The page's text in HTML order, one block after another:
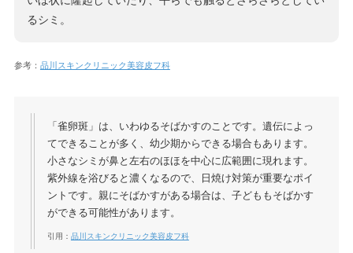
るシミ。
参考： 品川スキンクリニック美容皮フ科
「雀卵斑」は、いわゆるそばかすのことです。遺伝によっ
てできることが多く、幼少期からできる場合もあります。
小さなシミが鼻と左右のほほを中心に広範囲に現れます。
紫外線を浴びると濃くなるので、日焼け対策が重要なポイ
ントです。親にそばかすがある場合は、子どももそばかす
ができる可能性があります。
引用： 品川スキンクリニック美容皮フ科